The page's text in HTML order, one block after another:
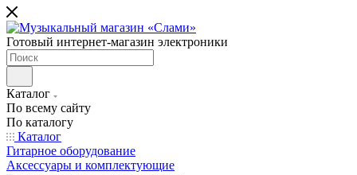
Готовый интернет-магазин электроники
Каталог
По всему сайту
По каталогу
Каталог
Гитарное оборудование
Аксессуары и комплектующие